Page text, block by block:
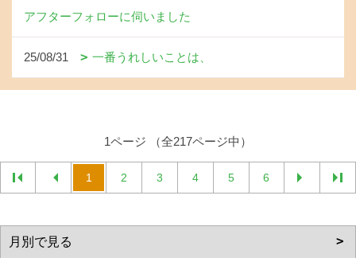
アフターフォローに伺いました
25/08/31 一番うれしいことは、
1ページ （全217ページ中）
1 2 3 4 5 6